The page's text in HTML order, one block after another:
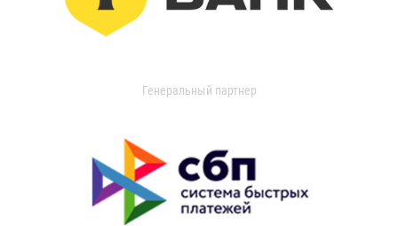
Генеральный партнер